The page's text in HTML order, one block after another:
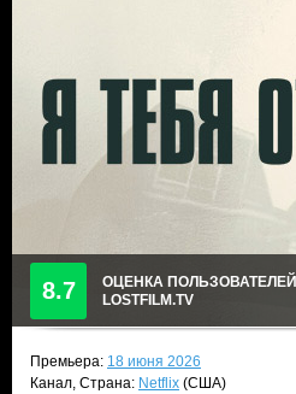
8.7
ОЦЕНКА ПОЛЬЗОВАТЕЛЕЙ
LOSTFILM.TV
Премьера: 18 июня 2026
Канал, Страна: Netflix (США)